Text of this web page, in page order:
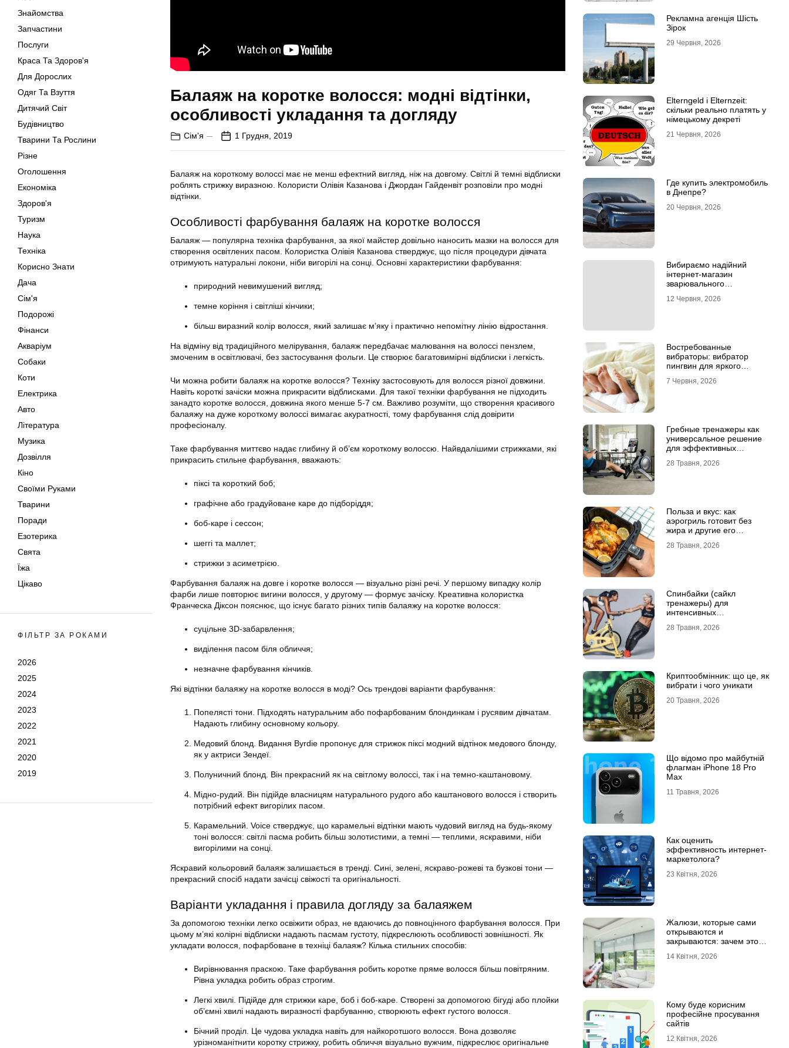
Знайомства
Запчастини
Послуги
Краса Та Здоров'я
Для Дорослих
Одяг Та Взуття
Дитячий Світ
Будівництво
Тварини Та Рослини
Різне
Оголошення
Економіка
Здоров'я
Туризм
Наука
Техніка
Корисно Знати
Дача
Сім'я
Подорожі
Фінанси
Акваріум
Собаки
Коти
Електрика
Авто
Література
Музика
Дозвілля
Кіно
Своїми Руками
Тварини
Поради
Езотерика
Свята
Їжа
Цікаво
ФІЛЬТР ЗА РОКАМИ
2026
2025
2024
2023
2022
2021
2020
2019
Балаяж на коротке волосся: модні відтінки,
особливості укладання та догляду
Сім'я 1 Грудня, 2019
Балаяж на короткому волоссі має не менш ефектний вигляд, ніж на довгому. Світлі й темні відблиски
роблять стрижку виразною. Колористи Олівія Казанова і Джордан Гайденвіт розповіли про модні
відтінки.
Особливості фарбування балаяж на коротке волосся
Балаяж — популярна техніка фарбування, за якої майстер довільно наносить мазки на волосся для
створення освітлених пасом. Колористка Олівія Казанова стверджує, що після процедури дівчата
отримують натуральні локони, ніби вигорілі на сонці. Основні характеристики фарбування:
природний невимушений вигляд;
темне коріння і світліші кінчики;
більш виразний колір волосся, який залишає м’яку і практично непомітну лінію відростання.
На відміну від традиційного мелірування, балаяж передбачає малювання на волоссі пензлем,
змоченим в освітлювачі, без застосування фольги. Це створює багатовимірні відблиски і легкість.
Чи можна робити балаяж на коротке волосся? Техніку застосовують для волосся різної довжини.
Навіть короткі зачіски можна прикрасити відблисками. Для такої техніки фарбування не підходить
занадто коротке волосся, довжина якого менше 5-7 см. Важливо розуміти, що створення красивого
балаяжу на дуже короткому волоссі вимагає акуратності, тому фарбування слід довірити
професіоналу.
Таке фарбування миттєво надає глибину й об’єм короткому волоссю. Найвдалішими стрижками, які
прикрасить стильне фарбування, вважають:
піксі та короткий боб;
графічне або градуйоване каре до підборіддя;
боб-каре і сессон;
шеггі та маллет;
стрижки з асиметрією.
Фарбування балаяж на довге і коротке волосся — візуально різні речі. У першому випадку колір
фарби лише повторює вигини волосся, у другому — формує зачіску. Креативна колористка
Франческа Діксон пояснює, що існує багато різних типів балаяжу на коротке волосся:
суцільне 3D-забарвлення;
виділення пасом біля обличчя;
незначне фарбування кінчиків.
Які відтінки балаяжу на коротке волосся в моді? Ось трендові варіанти фарбування:
Попелясті тони. Підходять натуральним або пофарбованим блондинкам і русявим дівчатам.
Надають глибину основному кольору.
Медовий блонд. Видання Byrdie пропонує для стрижок піксі модний відтінок медового блонду,
як у актриси Зендеї.
Полуничний блонд. Він прекрасний як на світлому волоссі, так і на темно-каштановому.
Мідно-рудий. Він підійде власницям натурального рудого або каштанового волосся і створить
потрібний ефект вигорілих пасом.
Карамельний. Voice стверджує, що карамельні відтінки мають чудовий вигляд на будь-якому
тоні волосся: світлі пасма робить більш золотистими, а темні — теплими, яскравими, ніби
вигорілими на сонці.
Яскравий кольоровий балаяж залишається в тренді. Сині, зелені, яскраво-рожеві та бузкові тони —
прекрасний спосіб надати зачісці свіжості та оригінальності.
Варіанти укладання і правила догляду за балаяжем
За допомогою техніки легко освіжити образ, не вдаючись до повноцінного фарбування волосся. При
цьому м’які колірні відблиски надають пасмам густоту, підкреслюють особливості зовнішності. Як
укладати волосся, пофарбоване в техніці балаяж? Кілька стильних способів:
Вирівнювання праскою. Таке фарбування робить коротке пряме волосся більш повітряним.
Рівна укладка робить образ строгим.
Легкі хвилі. Підійде для стрижки каре, боб і боб-каре. Створені за допомогою бігуді або плойки
об’ємні хвилі надають виразності фарбуванню, створюють ефект густого волосся.
Бічний проділ. Це чудова укладка навіть для найкоротшого волосся. Вона дозволяє
урізноманітнити коротку стрижку, робить обличчя візуально вужчим, підкреслює оригінальне
Рекламна агенція Шість
Зірок
29 Червня, 2026
Elterngeld і Elternzeit:
скільки реально платять у
німецькому декреті
21 Червня, 2026
Где купить электромобиль
в Днепре?
20 Червня, 2026
Вибираємо надійний
інтернет-магазин
зварювального
12 Червня, 2026
Востребованные
вибраторы: вибратор
пингвин для яркого
7 Червня, 2026
Гребные тренажеры как
универсальное решение
для эффективных
28 Травня, 2026
Польза и вкус: как
аэрогриль готовит без
жира и другие его
28 Травня, 2026
Спинбайки (сайкл
тренажеры) для
интенсивных
активного образа жизни
28 Травня, 2026
Криптообмінник: що це, як
вибрати і чого уникати
20 Травня, 2026
Що відомо про майбутній
флагман iPhone 18 Pro
Max
11 Травня, 2026
Как оценить
эффективность интернет-
маркетолога?
23 Квітня, 2026
Жалюзи, которые сами
открываются и
закрываются: зачем это
14 Квітня, 2026
Кому буде корисним
професійне просування
сайтів
12 Квітня, 2026